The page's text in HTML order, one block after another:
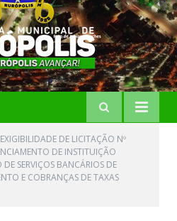
DE LICITAÇÃO Nº
DE INSTITUIÇÃO
SERVIÇOS BANCÁRIOS DE
E COBRANÇAS DE TAXAS